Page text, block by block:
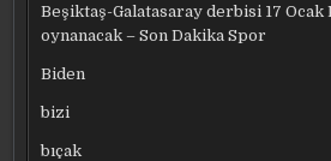
Beşiktaş-Galatasaray derbisi 17 Ocak
oynanacak – Son Dakika Spor
Biden
bizi
bıçak